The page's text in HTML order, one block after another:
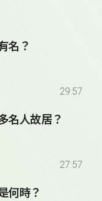
名？
29:57
名人故居？
27:57
何時？